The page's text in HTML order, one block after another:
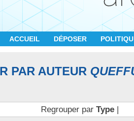
ACCUEIL DÉPOSER
PAR AUTEUR
Regrouper par Type|